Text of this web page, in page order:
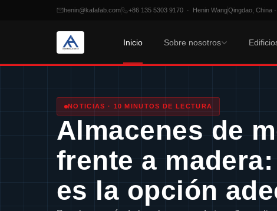
henin@kafafab.com +86 135 5303 9170 · Henin WangQingdao, China
Inicio Sobre nosotros
NOTICIAS · 10 MINUTOS DE LECTURA
Almacenes de
frente a
es la opción